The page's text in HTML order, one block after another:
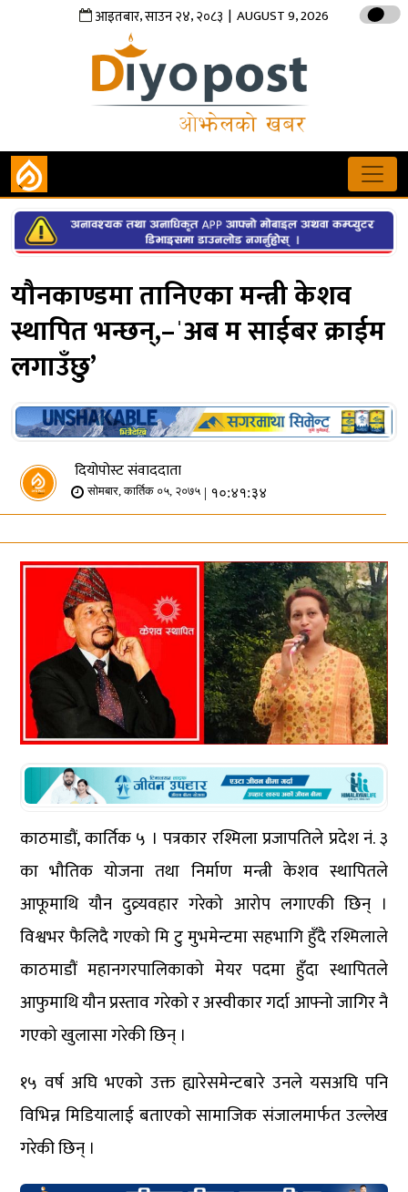
आइतबार,साउन२४,२०८३ | AUGUST 9, 2026
यौनकाण्डमा तानिएका मन्त्री केशव
स्थापित भन्छन्,–ˈअब म साईबर क्राईम
लगाउँछु’
दियोपोस्ट संवाददाता
सोमबार, कार्तिक ०५, २०७५ | १०:४१:३४
काठमाडौं, कार्तिक ५ । पत्रकार रश्मिला प्रजापतिले प्रदेश नं. ३
का भौतिक योजना तथा निर्माण मन्त्री केशव स्थापितले
आफूमाथि यौन दुव्र्यवहार गरेको आरोप लगाएकी छिन् ।
विश्वभर फैलिदै गएको मि टु मुभमेन्टमा सहभागि हुँदै रश्मिलाले
काठमाडौं महानगरपालिकाको मेयर पदमा हुँदा स्थापितले
आफुमाथि यौन प्रस्ताव गरेको र अस्वीकार गर्दा आफ्नो जागिर नै
गएको खुलासा गरेकी छिन् ।
१५ वर्ष अघि भएको उक्त ह्यारेसमेन्टबारे उनले यसअघि पनि
विभिन्न मिडियालाई बताएको सामाजिक संजालमार्फत उल्लेख
गरेकी छिन् ।